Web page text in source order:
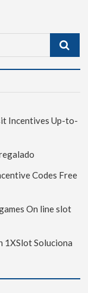
Incentives Up-to-
Codes Free
On line slot
1XSlot Soluciona